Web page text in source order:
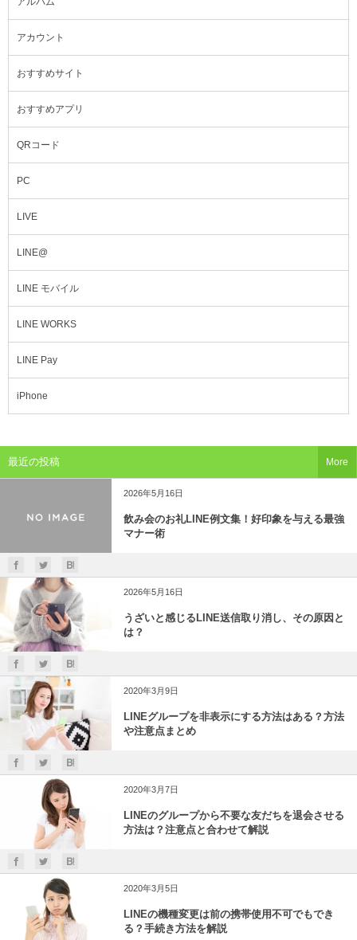
アカウント
おすすめサイト
おすすめアプリ
QRコード
PC
LIVE
LINE@
LINE モバイル
LINE WORKS
LINE Pay
iPhone
最近の投稿
2026年5月16日
飲み会のお礼LINE例文集！好印象を与える最強
マナー術
2026年5月16日
うざいと感じるLINE送信取り消し、その原因と
は？
2020年3月9日
LINEグループを非表示にする方法はある？方法
や注意点まとめ
2020年3月7日
LINEのグループから不要な友だちを退会させる
方法は？注意点と合わせて解説
2020年3月5日
LINEの機種変更は前の携帯使用不可でもでき
る？手続き方法を解説
More